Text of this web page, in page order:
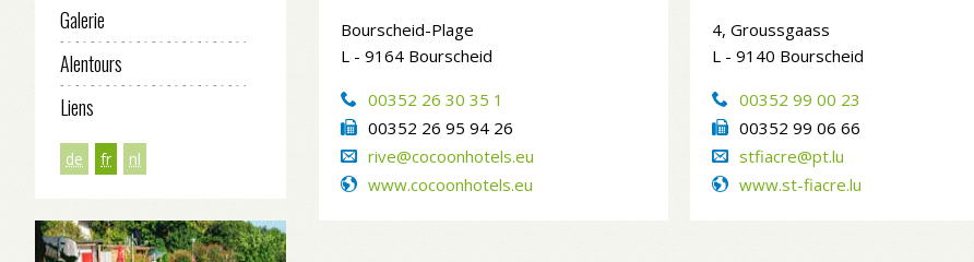
Galerie
Alentours
Liens
de fr nl
Bourscheid-Plage
L - 9164 Bourscheid
00352 26 30 35 1
00352 26 95 94 26
rive@cocoonhotels.eu
www.cocoonhotels.eu
4, Groussgaass
L - 9140 Bourscheid
00352 99 00 23
00352 99 06 66
stfiacre@pt.lu
www.st-fiacre.lu